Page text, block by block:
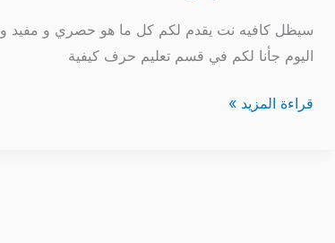
سيظل كافيه نت يقدم لكم كل ما هو حصري و مفيد و
اليوم جأنا لكم في قسم تعليم حرف كيفية
قراءة المزيد »